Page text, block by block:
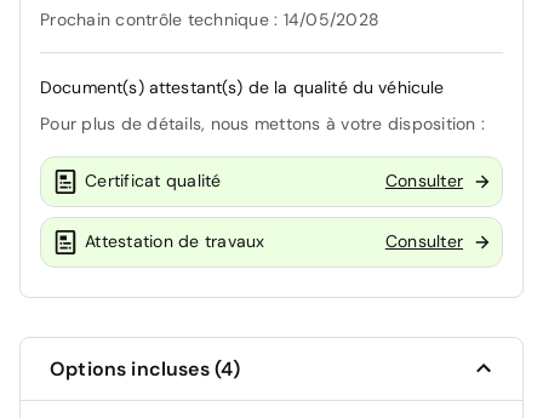
Prochain contrôle technique : 14/05/2028
Document(s) attestant(s) de la qualité du véhicule
Pour plus de détails, nous mettons à votre disposition :
Certificat qualité Consulter
Attestation de travaux Consulter
Options incluses (4)